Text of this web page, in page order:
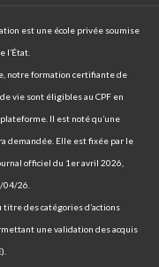
est une école privée soumise
l’État.
notre formation certifiante de
vie sont éligibles au CPF en
Il est noté qu’une
demandée. Elle est fixée par le
officiel du 1er avril 2026,
04/26.
des catégories d’actions
une validation des acquis